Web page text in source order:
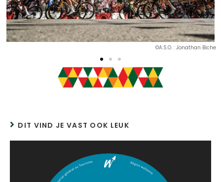
©A.S.O. : Aurelien Vialatte
DIT VIND JE VAST OOK LEUK